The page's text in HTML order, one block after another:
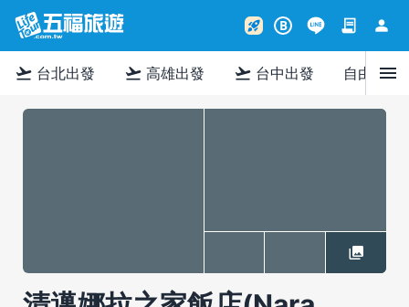
rocket_launch B contract person
flight_takeoff 台北出發 flight_takeoff 高雄出發 flight_takeoff 台中出發 自由行menu